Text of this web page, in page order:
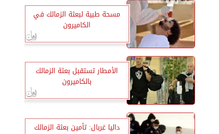
مسحة طبية لبعثة الزمالك في
الكاميرون
الأمطار تستقبل بعثة الزمالك
بالكاميرون
داليا غربال: تأمين بعثة الزمالك